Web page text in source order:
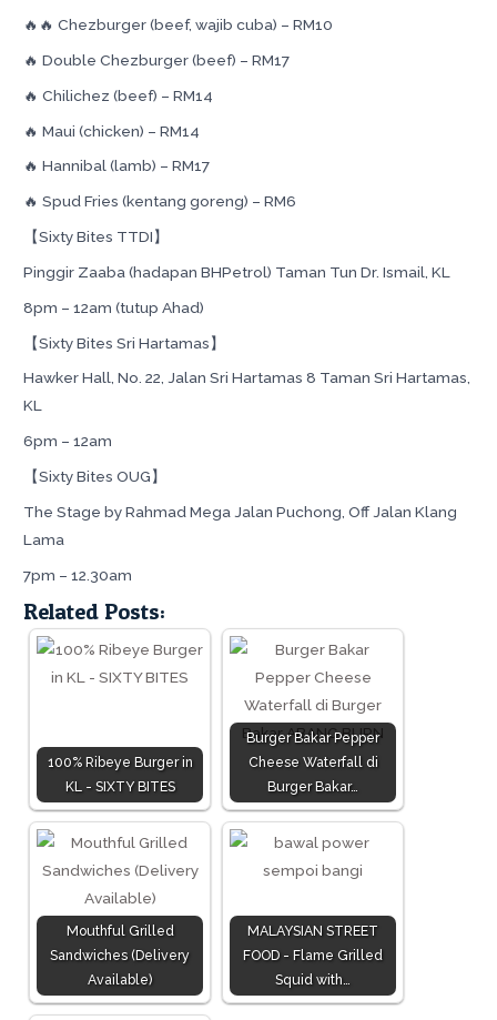
🔥🔥 Chezburger (beef, wajib cuba) – RM10
🔥 Double Chezburger (beef) – RM17
🔥 Chilichez (beef) – RM14
🔥 Maui (chicken) – RM14
🔥 Hannibal (lamb) – RM17
🔥 Spud Fries (kentang goreng) – RM6
【Sixty Bites TTDI】
Pinggir Zaaba (hadapan BHPetrol) Taman Tun Dr. Ismail, KL
8pm – 12am (tutup Ahad)
【Sixty Bites Sri Hartamas】
Hawker Hall, No. 22, Jalan Sri Hartamas 8 Taman Sri Hartamas,
KL
6pm – 12am
【Sixty Bites OUG】
The Stage by Rahmad Mega Jalan Puchong, Off Jalan Klang
Lama
7pm – 12.30am
Related Posts:
100% Ribeye Burger in
KL - SIXTY BITES
Burger Bakar Pepper
Cheese Waterfall di
Burger Bakar…
Mouthful Grilled
Sandwiches (Delivery
Available)
MALAYSIAN STREET
FOOD - Flame Grilled
Squid with…